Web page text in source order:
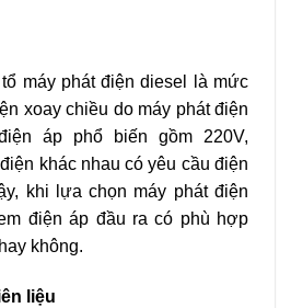
máy phát điện diesel là mức
xoay chiều do máy phát điện
áp phổ biến gồm 220V,
khác nhau có yêu cầu điện
khi lựa chọn máy phát điện
điện áp đầu ra có phù hợp
không.
liệu